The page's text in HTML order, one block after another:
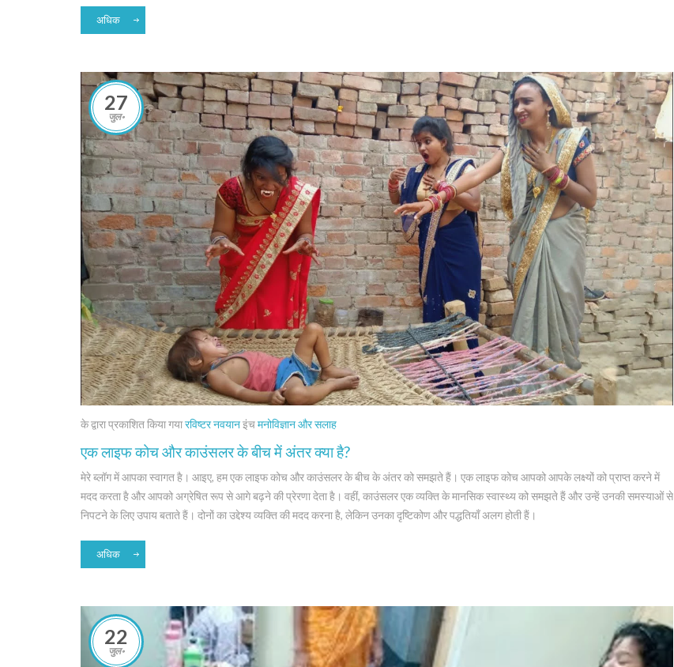
अधिक
27
जुल॰
के द्वारा प्रकाशित किया गयारविष्टर नवयानइंचमनोविज्ञान और सलाह
एक लाइफ कोच और काउंसलर के बीच में अंतर क्या है?
मेरे ब्लॉग में आपका स्वागत है। आइए, हम एक लाइफ कोच और काउंसलर के बीच के अंतर को समझते हैं। एक लाइफ कोच आपको आपके लक्ष्यों को प्राप्त करने में
मदद करता है और आपको अग्रेषित रूप से आगे बढ़ने की प्रेरणा देता है। वहीं, काउंसलर एक व्यक्ति के मानसिक स्वास्थ्य को समझते हैं और उन्हें उनकी समस्याओं से
निपटने के लिए उपाय बताते हैं। दोनों का उद्देश्य व्यक्ति की मदद करना है, लेकिन उनका दृष्टिकोण और पद्धतियाँ अलग होती हैं।
अधिक
22
जुल॰